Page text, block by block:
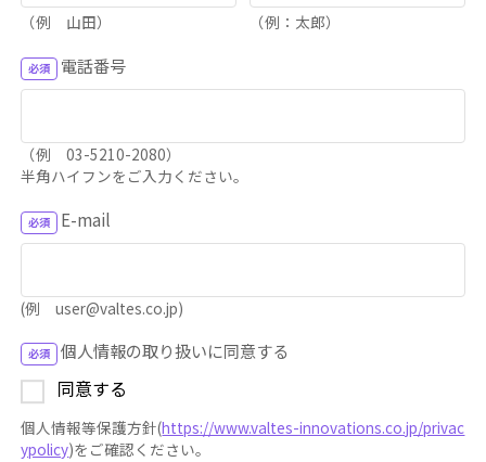
（例 山田） （例：太郎）
電話番号
（例 03-5210-2080）
半角ハイフンをご入力ください。
E-mail
(例 user@valtes.co.jp)
個人情報の取り扱いに同意する
同意する
個人情報等保護方針(https://www.valtes-innovations.co.jp/privac
ypolicy)をご確認ください。